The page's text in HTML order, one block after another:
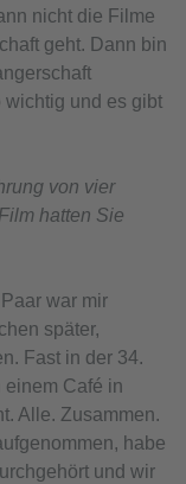
nicht die Filme
geht. Dann bin
wichtig und es gibt
von vier
hatten Sie
war mir
später,
Fast in der 34.
Café in
Alle. Zusammen.
habe
und wir